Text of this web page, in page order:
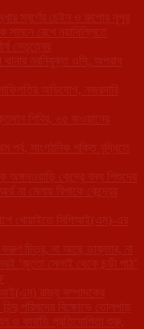
স্বর্ণের চেইন ও রুপোর নূপুর
রেখে নয়াদিল্লিতে
নেতৃত্বের
থানার নবনিযুক্ত ওসি, অপরাধ
গাফিলতির অভিযোগ, নজরদারি
শিবির, ৬৫ জওয়ানের
পর্ব, সাংগঠনিক শক্তি বৃদ্ধিতে
অঙ্গনওয়াড়ি কেন্দ্রে বন্ধ শিশুদের
না মেলায় বিপাকে কেন্দ্রের
খোয়াইতে সিপিআই(এম)-এর
করুণ চিত্র, না আছে ডাক্তার, না
‘জুতো সেলাই থেকে চন্ডী পাঠ’
রাজ্য সম্পাদকের
পরিষদের বিক্ষোভে তোলপাড়
ও কাবাডি প্রতিযোগিতা শুরু,